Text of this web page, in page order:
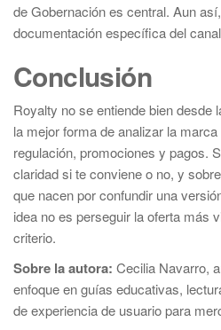
de Gobernación es central. Aun
documentación específica del
Conclusión
Royalty no se entiende bien desde
la mejor forma de analizar la
regulación, promociones y pagos.
claridad si te conviene o no, y
que nacen por confundir una
idea no es perseguir la oferta más
criterio.
Sobre la autora: Cecilia Navarro,
enfoque en guías educativas,
de experiencia de usuario para